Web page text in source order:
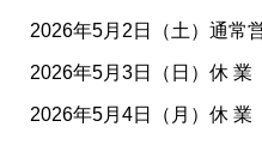
2026年5月2日（土）通常
2026年5月3日（日） 休 業
2026年5月4日（月） 休 業